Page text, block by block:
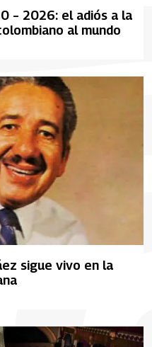
– 2026: el adiós a la
al mundo
sigue vivo en la